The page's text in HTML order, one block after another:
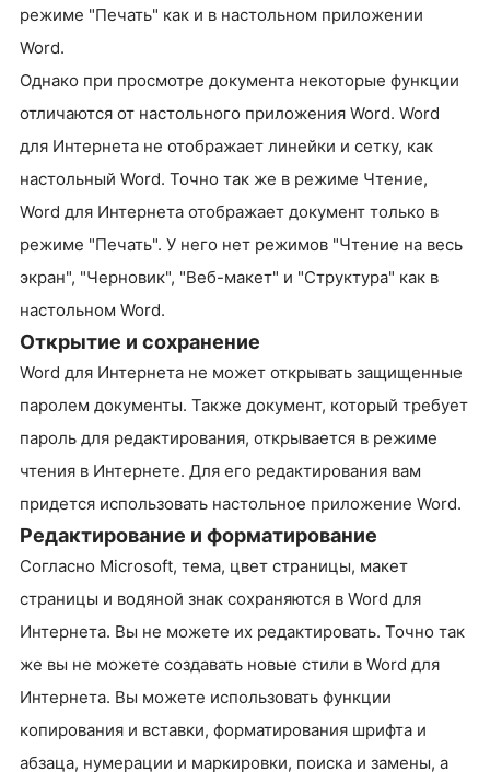
режиме "Печать" как и в настольном приложении
Word.
Однако при просмотре документа некоторые функции
отличаются от настольного приложения Word. Word
для Интернета не отображает линейки и сетку, как
настольный Word. Точно так же в режиме Чтение,
Word для Интернета отображает документ только в
режиме "Печать". У него нет режимов "Чтение на весь
экран", "Черновик", "Веб-макет" и "Структура" как в
настольном Word.
Открытие и сохранение
Word для Интернета не может открывать защищенные
паролем документы. Также документ, который требует
пароль для редактирования, открывается в режиме
чтения в Интернете. Для его редактирования вам
придется использовать настольное приложение Word.
Редактирование и форматирование
Согласно Microsoft, тема, цвет страницы, макет
страницы и водяной знак сохраняются в Word для
Интернета. Вы не можете их редактировать. Точно так
же вы не можете создавать новые стили в Word для
Интернета. Вы можете использовать функции
копирования и вставки, форматирования шрифта и
абзаца, нумерации и маркировки, поиска и замены, а